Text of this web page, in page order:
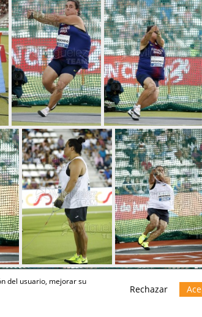
del usuario, mejorar su
Rechazar